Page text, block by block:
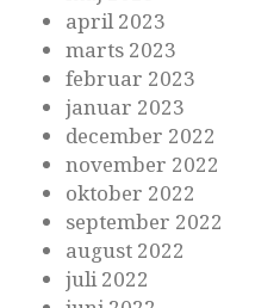
april 2023
marts 2023
februar 2023
januar 2023
december 2022
november 2022
oktober 2022
september 2022
august 2022
juli 2022